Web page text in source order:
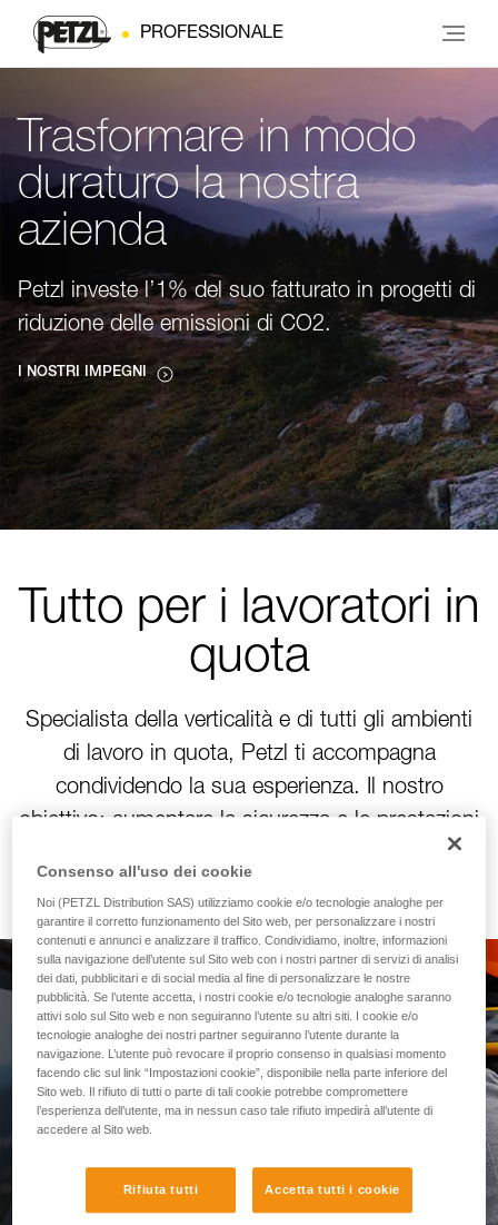
PROFESSIONALE
Trasformare in modo
duraturo la nostra
azienda
Petzl investe l’1% del suo fatturato in progetti di
riduzione delle emissioni di CO2.
I NOSTRI IMPEGNI
Tutto per i lavoratori in
quota
Specialista della verticalità e di tutti gli ambienti
di lavoro in quota, Petzl ti accompagna
condividendo la sua esperienza. Il nostro
obiettivo: aumentare la sicurezza e le prestazioni
Nuovo modulo di
calcolo del tirante d'aria
Utilizza questo strumento per proteggere le tue
ACCEDI AL MODULO
Consenso all'uso dei cookie
Noi (PETZL Distribution SAS) utilizziamo cookie e/o tecnologie analoghe per
garantire il corretto funzionamento del Sito web, per personalizzare i nostri
contenuti e annunci e analizzare il traffico. Condividiamo, inoltre, informazioni
sulla navigazione dell’utente sul Sito web con i nostri partner di servizi di analisi
dei dati, pubblicitari e di social media al fine di personalizzare le nostre
pubblicità. Se l’utente accetta, i nostri cookie e/o tecnologie analoghe saranno
attivi solo sul Sito web e non seguiranno l’utente su altri siti. I cookie e/o
tecnologie analoghe dei nostri partner seguiranno l’utente durante la
navigazione. L’utente può revocare il proprio consenso in qualsiasi momento
facendo clic sul link “Impostazioni cookie”, disponibile nella parte inferiore del
Sito web. Il rifiuto di tutti o parte di tali cookie potrebbe compromettere
l’esperienza dell’utente, ma in nessun caso tale rifiuto impedirà all’utente di
accedere al Sito web.
Rifiuta tutti Accetta tutti i cookie